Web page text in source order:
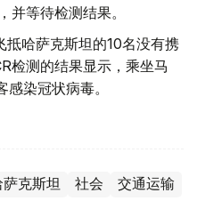
并等待检测结果。
抵哈萨克斯坦的10名没有携
检测的结果显示，乘坐马
染冠状病毒。
萨克斯坦 社会 交通运输